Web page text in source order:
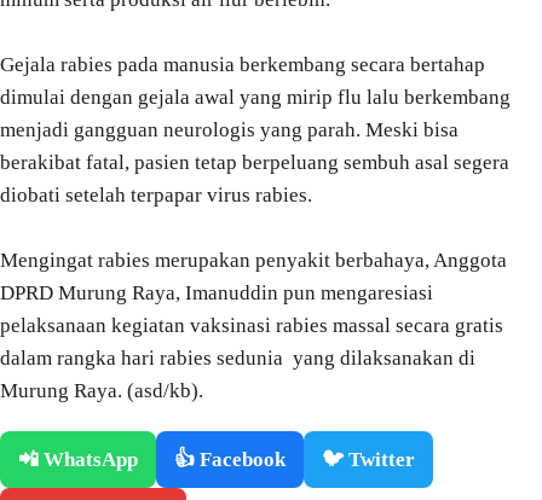
Gejala rabies pada manusia berkembang secara bertahap
dimulai dengan gejala awal yang mirip flu lalu berkembang
menjadi gangguan neurologis yang parah. Meski bisa
berakibat fatal, pasien tetap berpeluang sembuh asal segera
diobati setelah terpapar virus rabies.
Mengingat rabies merupakan penyakit berbahaya, Anggota
DPRD Murung Raya, Imanuddin pun mengaresiasi
pelaksanaan kegiatan vaksinasi rabies massal secara gratis
dalam rangka hari rabies sedunia yang dilaksanakan di
Murung Raya. (asd/kb).
📲 WhatsApp 👍 Facebook 🐦 Twitter